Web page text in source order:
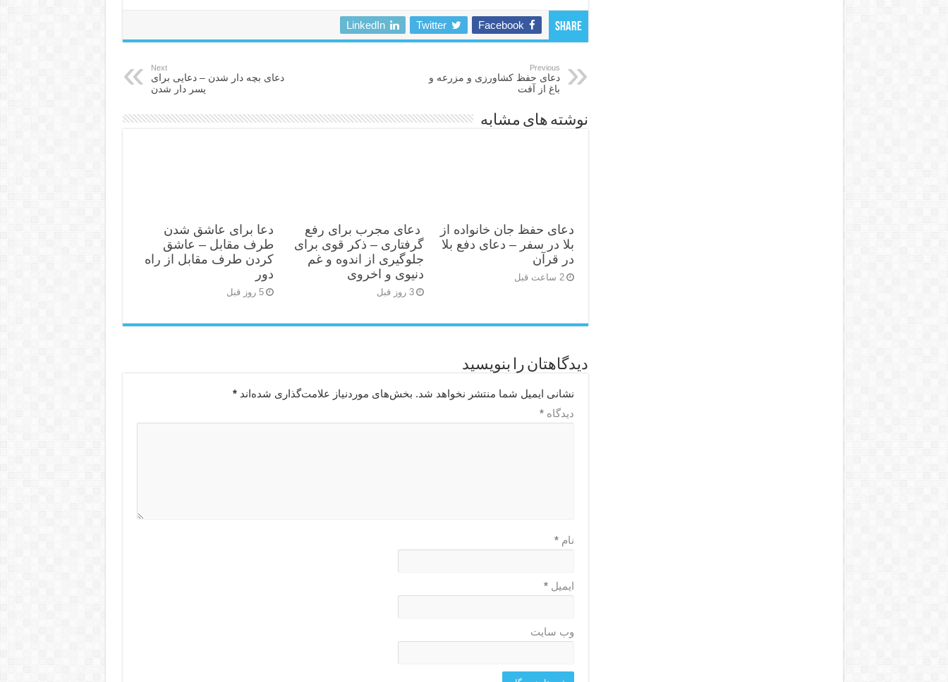
Share
Facebook
Twitter
LinkedIn
Previous
دعای حفظ كشاورزی و مزرعه و
باغ از آفت
Next
دعای بچه دار شدن – دعایی برای
پسر دار شدن
نوشته های مشابه
دعای حفظ جان خانواده از
بلا در سفر – دعای دفع بلا
در قرآن
2 ساعت قبل
دعای مجرب برای رفع
گرفتاری – ذکر قوی برای
جلوگیری از اندوه و غم
دنیوی و اخروی
3 روز قبل
دعا برای عاشق شدن
طرف مقابل – عاشق
کردن طرف مقابل از راه
دور
5 روز قبل
دیدگاهتان را بنویسید
نشانی ایمیل شما منتشر نخواهد شد. بخش‌های موردنیاز علامت‌گذاری شده‌اند*
دیدگاه*
نام*
ایمیل*
وب‌ سایت